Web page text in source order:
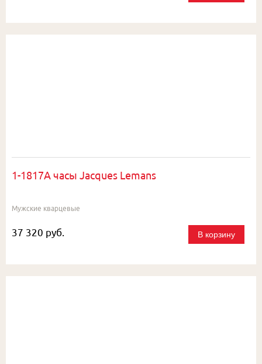
1-1817A часы Jacques Lemans
Мужские кварцевые
37 320 руб. В корзину